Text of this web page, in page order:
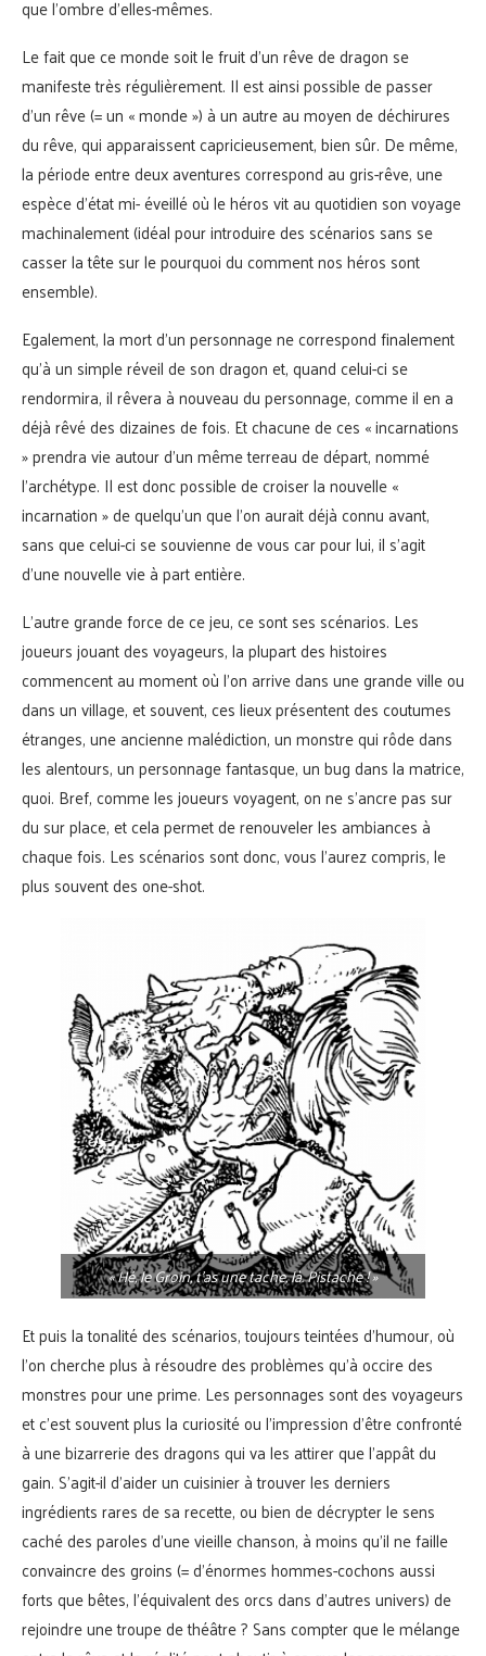
que l’ombre d’elles-mêmes.
Le fait que ce monde soit le fruit d’un rêve de dragon se
manifeste très régulièrement. Il est ainsi possible de passer
d’un rêve (= un « monde ») à un autre au moyen de déchirures
du rêve, qui apparaissent capricieusement, bien sûr. De même,
la période entre deux aventures correspond au gris-rêve, une
espèce d’état mi- éveillé où le héros vit au quotidien son voyage
machinalement (idéal pour introduire des scénarios sans se
casser la tête sur le pourquoi du comment nos héros sont
ensemble).
Egalement, la mort d’un personnage ne correspond finalement
qu’à un simple réveil de son dragon et, quand celui-ci se
rendormira, il rêvera à nouveau du personnage, comme il en a
déjà rêvé des dizaines de fois. Et chacune de ces « incarnations
» prendra vie autour d’un même terreau de départ, nommé
l’archétype. Il est donc possible de croiser la nouvelle «
incarnation » de quelqu’un que l’on aurait déjà connu avant,
sans que celui-ci se souvienne de vous car pour lui, il s’agit
d’une nouvelle vie à part entière.
L’autre grande force de ce jeu, ce sont ses scénarios. Les
joueurs jouant des voyageurs, la plupart des histoires
commencent au moment où l’on arrive dans une grande ville ou
dans un village, et souvent, ces lieux présentent des coutumes
étranges, une ancienne malédiction, un monstre qui rôde dans
les alentours, un personnage fantasque, un bug dans la matrice,
quoi. Bref, comme les joueurs voyagent, on ne s’ancre pas sur
du sur place, et cela permet de renouveler les ambiances à
chaque fois. Les scénarios sont donc, vous l’aurez compris, le
plus souvent des one-shot.
« Hé, le Groin, t’as une tache, là. Pistache ! »
Et puis la tonalité des scénarios, toujours teintées d’humour, où
l’on cherche plus à résoudre des problèmes qu’à occire des
monstres pour une prime. Les personnages sont des voyageurs
et c’est souvent plus la curiosité ou l’impression d’être confronté
à une bizarrerie des dragons qui va les attirer que l’appât du
gain. S’agit-il d’aider un cuisinier à trouver les derniers
ingrédients rares de sa recette, ou bien de décrypter le sens
caché des paroles d’une vieille chanson, à moins qu’il ne faille
convaincre des groins (= d’énormes hommes-cochons aussi
forts que bêtes, l’équivalent des orcs dans d’autres univers) de
rejoindre une troupe de théâtre ? Sans compter que le mélange